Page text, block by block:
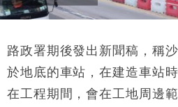
路政署期後發出新聞稿，稱
於地底的車站，在建造車站
在工程期間，會在工地周邊